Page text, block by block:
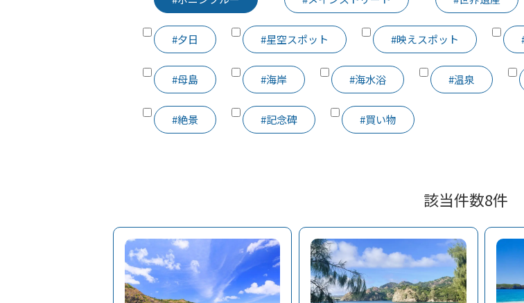
#夕日 #星空スポット #映えスポット
#母島 #海岸 #海水浴 #温泉
#絶景 #記念碑 #買い物
該当件数8件